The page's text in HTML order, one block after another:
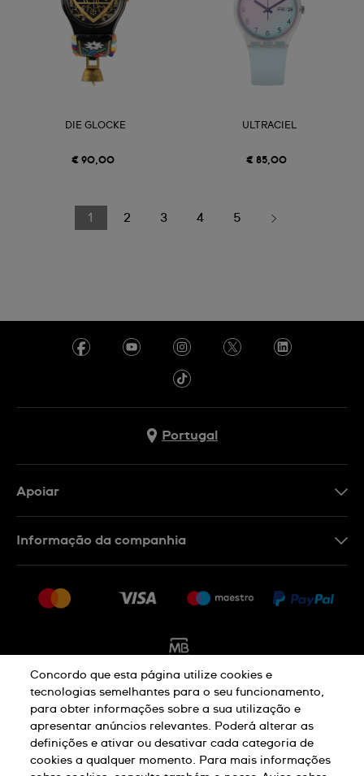
DIE GLOCKE
€ 90,00
ULTRACIEL
€ 85,00
1 2 3 4 5
Portugal
Apoiar
Rescindir o contrato
Informação da companhia
Carreiras
Aviso De Privacidade Aviso De Cookies
Termos E Condições De Uso
Concordo que esta página utilize cookies e
tecnologias semelhantes para o seu funcionamento,
para obter informações sobre a sua utilização e
apresentar anúncios relevantes. Poderá alterar as
definições e ativar ou desativar cada categoria de
cookies a qualquer momento. Para mais informações